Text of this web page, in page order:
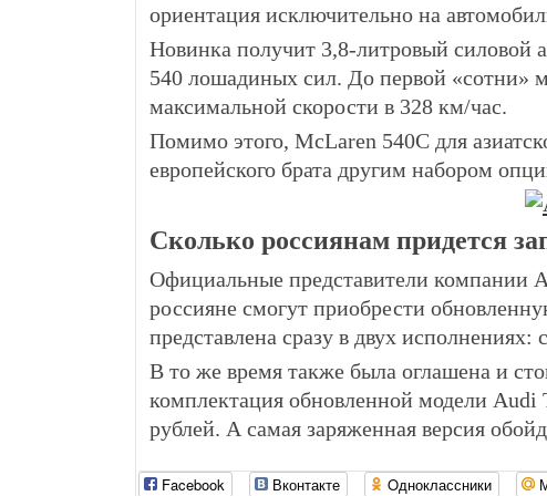
ориентация исключительно на
Новинка получит 3,8-литровый силовой
540 лошадиных сил. До первой «сотни»
максимальной скорости в 328 км/час.
Помимо этого, McLaren 540C для
европейского брата другим набором
Сколько россиянам придется
Официальные представители компании
россияне смогут приобрести
представлена сразу в двух
В то же время также была оглашена и
комплектация обновленной модели Audi
рублей. А самая заряженная версия
Facebook Вконтакте Oдноклассники